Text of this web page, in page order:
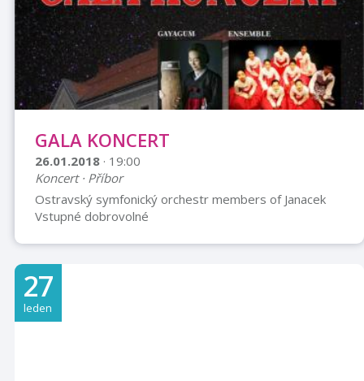
Mladého jazzového hudebníka a v roce 2016 byl zvolen
v ...
GALA KONCERT
26.01.2018 · 19:00
Koncert · Příbor
Ostravský symfonický orchestr members of Janacek
Vstupné dobrovolné
27
leden